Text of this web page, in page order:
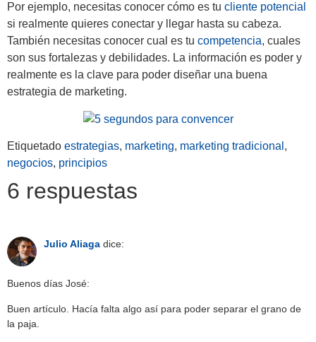
Por ejemplo, necesitas conocer cómo es tu cliente potencial
si realmente quieres conectar y llegar hasta su cabeza.
También necesitas conocer cual es tu competencia, cuales
son sus fortalezas y debilidades. La información es poder y
realmente es la clave para poder diseñar una buena
estrategia de marketing.
Etiquetado estrategias, marketing, marketing tradicional ,
negocios, principios
6 respuestas
Julio Aliaga dice:
Buenos días José:
Buen artículo. Hacía falta algo así para poder separar el grano de
la paja.